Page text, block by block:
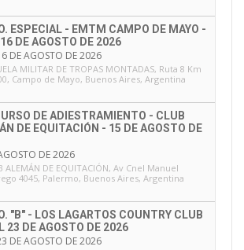
ESPECIAL - EMTM CAMPO DE MAYO -
DE AGOSTO DE 2026
DE AGOSTO DE 2026
MILITAR DE TROPAS MONTADAS, Ruta 8 Km
Campo de Mayo, Buenos Aires, Argentina
DE ADIESTRAMIENTO - CLUB
DE EQUITACIÓN - 15 DE AGOSTO DE
DE 2026
ALEMÁN DE EQUITACIÓN, Av Cnel Manuel
4045, Palermo, Buenos Aires, Argentina
"B" - LOS LAGARTOS COUNTRY CLUB
23 DE AGOSTO DE 2026
DE AGOSTO DE 2026